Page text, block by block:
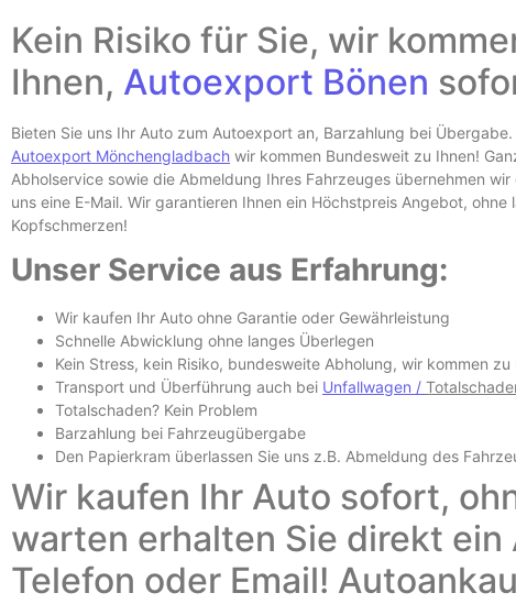
Kein Risiko für Sie, wir
Ihnen, Autoexport Bönen
Bieten Sie uns Ihr Auto zum Autoexport an, Barzahlung bei Übergabe.
Autoexport Mönchengladbach wir kommen Bundesweit zu Ihnen!
Abholservice sowie die Abmeldung Ihres Fahrzeuges übernehmen
uns eine E-Mail. Wir garantieren Ihnen ein Höchstpreis Angebot,
Kopfschmerzen!
Unser Service aus Erfahrung:
Wir kaufen Ihr Auto ohne Garantie oder Gewährleistung
Schnelle Abwicklung ohne langes Überlegen
Kein Stress, kein Risiko, bundesweite Abholung, wir kommen zu
Transport und Überführung auch bei Unfallwagen /
Totalschaden? Kein Problem
Barzahlung bei Fahrzeugübergabe
Den Papierkram überlassen Sie uns z.B. Abmeldung des
Wir kaufen Ihr Auto sofort,
warten erhalten Sie direkt
Telefon oder Email!